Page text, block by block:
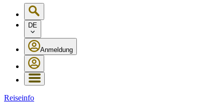
DE
Anmeldung
Reiseinfo